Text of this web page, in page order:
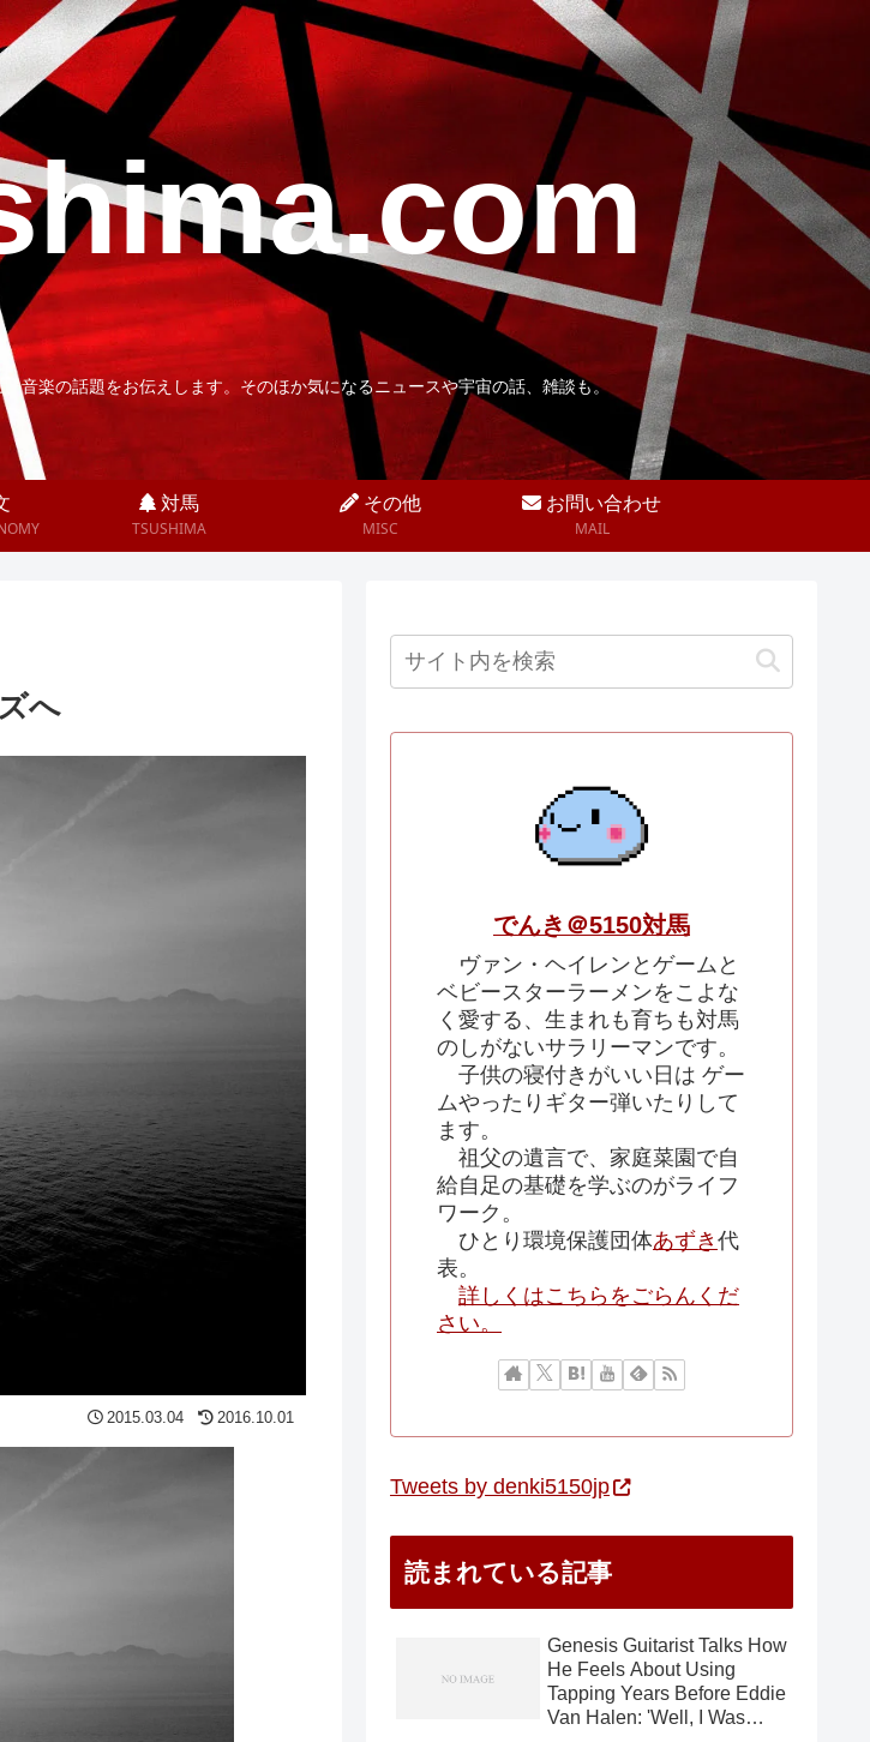
音楽の話題をお伝えします。そのほか気になるニュースや宇宙の話、雑談も。
対馬
TSUSHIMA
その他
MISC
お問い合わせ
MAIL
へ
2015.03.04 2016.10.01
でんき＠5150対馬
ヴァン・ヘイレンとゲームと
ベビースターラーメンをこよな
く愛する、生まれも育ちも対馬
のしがないサラリーマンです。
子供の寝付きがいい日は ゲー
ムやったりギター弾いたりして
ます。
祖父の遺言で、家庭菜園で自
給自足の基礎を学ぶのがライフ
ワーク。
ひとり環境保護団体あずき 代
表。
詳しくはこちらをごらんくだ
さい。
Tweets by denki5150jp
読まれている記事
Genesis Guitarist Talks How
He Feels About Using
Tapping Years Before Eddie
Van Halen: 'Well, I Was